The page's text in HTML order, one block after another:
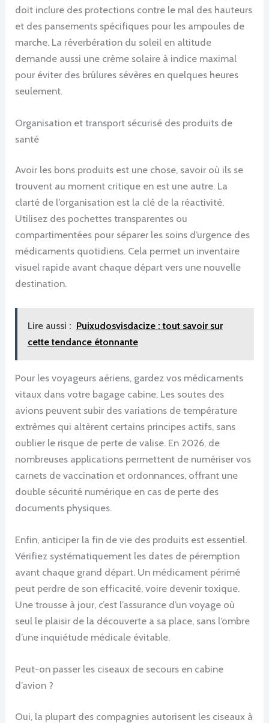
doit inclure des protections contre le mal des hauteurs
et des pansements spécifiques pour les ampoules de
marche. La réverbération du soleil en altitude
demande aussi une crème solaire à indice maximal
pour éviter des brûlures sévères en quelques heures
seulement.
Organisation et transport sécurisé des produits de
santé
Avoir les bons produits est une chose, savoir où ils se
trouvent au moment critique en est une autre. La
clarté de l’organisation est la clé de la réactivité.
Utilisez des pochettes transparentes ou
compartimentées pour séparer les soins d’urgence des
médicaments quotidiens. Cela permet un inventaire
visuel rapide avant chaque départ vers une nouvelle
destination.
Lire aussi : Puixudosvisdacize : tout savoir sur
cette tendance étonnante
Pour les voyageurs aériens, gardez vos médicaments
vitaux dans votre bagage cabine. Les soutes des
avions peuvent subir des variations de température
extrêmes qui altèrent certains principes actifs, sans
oublier le risque de perte de valise. En 2026, de
nombreuses applications permettent de numériser vos
carnets de vaccination et ordonnances, offrant une
double sécurité numérique en cas de perte des
documents physiques.
Enfin, anticiper la fin de vie des produits est essentiel.
Vérifiez systématiquement les dates de péremption
avant chaque grand départ. Un médicament périmé
peut perdre de son efficacité, voire devenir toxique.
Une trousse à jour, c’est l’assurance d’un voyage où
seul le plaisir de la découverte a sa place, sans l’ombre
d’une inquiétude médicale évitable.
Peut-on passer les ciseaux de secours en cabine
d’avion ?
Oui, la plupart des compagnies autorisent les ciseaux à